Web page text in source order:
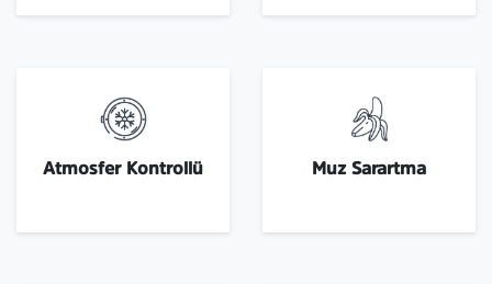
Atmosfer Kontrollü Muz Sarartma